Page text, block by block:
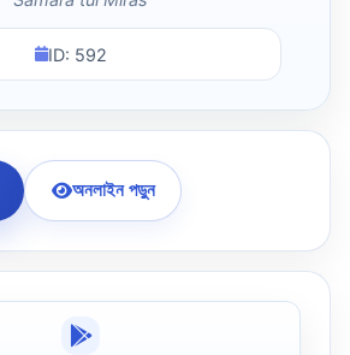
ID: 592
অনলাইন পড়ুন